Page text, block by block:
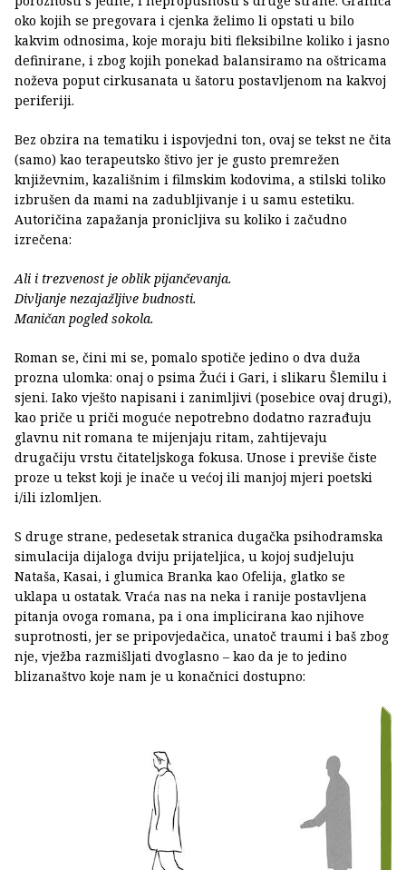
oko kojih se pregovara i cjenka želimo li opstati u bilo
kakvim odnosima, koje moraju biti fleksibilne koliko i jasno
definirane, i zbog kojih ponekad balansiramo na oštricama
noževa poput cirkusanata u šatoru postavljenom na kakvoj
periferiji.
Bez obzira na tematiku i ispovjedni ton, ovaj se tekst ne čita
(samo) kao terapeutsko štivo jer je gusto premrežen
književnim, kazališnim i filmskim kodovima, a stilski toliko
izbrušen da mami na zadubljivanje i u samu estetiku.
Autoričina zapažanja pronicljiva su koliko i začudno
izrečena:
Ali i trezvenost je oblik pijančevanja.
Divljanje nezajažljive budnosti.
Maničan pogled sokola.
Roman se, čini mi se, pomalo spotiče jedino o dva duža
prozna ulomka: onaj o psima Žući i Gari, i slikaru Šlemilu i
sjeni. Iako vješto napisani i zanimljivi (posebice ovaj drugi),
kao priče u priči moguće nepotrebno dodatno razrađuju
glavnu nit romana te mijenjaju ritam, zahtijevaju
drugačiju vrstu čitateljskoga fokusa. Unose i previše čiste
proze u tekst koji je inače u većoj ili manjoj mjeri poetski
i/ili izlomljen.
S druge strane, pedesetak stranica dugačka psihodramska
simulacija dijaloga dviju prijateljica, u kojoj sudjeluju
Nataša, Kasai, i glumica Branka kao Ofelija, glatko se
uklapa u ostatak. Vraća nas na neka i ranije postavljena
pitanja ovoga romana, pa i ona implicirana kao njihove
suprotnosti, jer se pripovjedačica, unatoč traumi i baš zbog
nje, vježba razmišljati dvoglasno – kao da je to jedino
blizanaštvo koje nam je u konačnici dostupno: